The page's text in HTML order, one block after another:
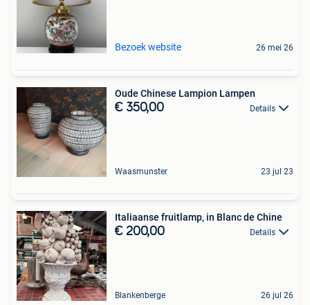
Bezoek website 26 mei 26
Oude Chinese Lampion Lampen
€ 350,00 Details
Waasmunster 23 jul 23
Italiaanse fruitlamp, in Blanc de Chine
€ 200,00 Details
Blankenberge 26 jul 26